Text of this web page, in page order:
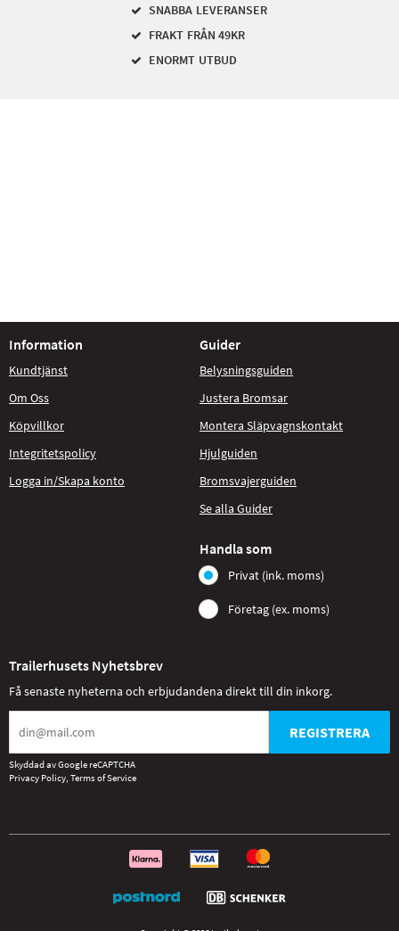
SNABBA LEVERANSER
FRAKT FRÅN 49KR
ENORMT UTBUD
Information
Kundtjänst
Om Oss
Köpvillkor
Integritetspolicy
Logga in/Skapa konto
Guider
Belysningsguiden
Justera Bromsar
Montera Släpvagnskontakt
Hjulguiden
Bromsvajerguiden
Se alla Guider
Handla som
Privat (ink. moms)
Företag (ex. moms)
Trailerhusets Nyhetsbrev
Få senaste nyheterna och erbjudandena direkt till din inkorg.
REGISTRERA
Skyddad av Google reCAPTCHA
Privacy Policy, Terms of Service